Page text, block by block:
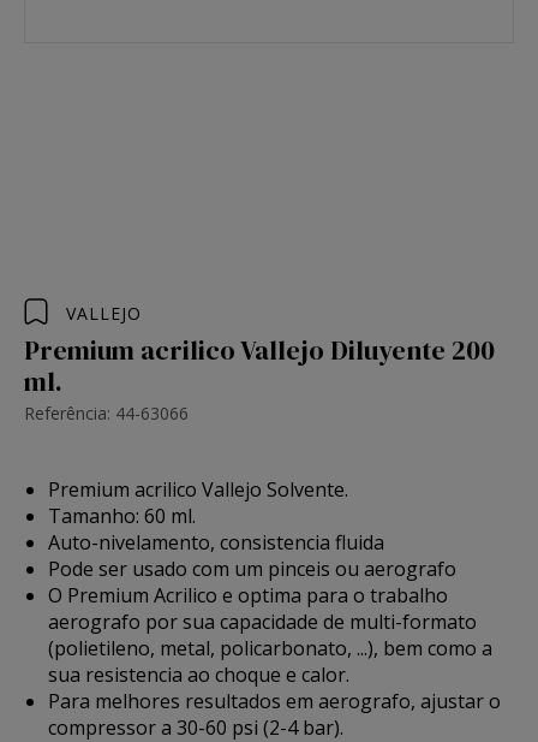
VALLEJO
Premium acrilico Vallejo Diluyente 200
ml.
Referência: 44-63066
Premium acrilico Vallejo Solvente.
Tamanho: 60 ml.
Auto-nivelamento, consistencia fluida
Pode ser usado com um pinceis ou aerografo
O Premium Acrilico e optima para o trabalho
aerografo por sua capacidade de multi-formato
(polietileno, metal, policarbonato, ...), bem como a
sua resistencia ao choque e calor.
Para melhores resultados em aerografo, ajustar o
compressor a 30-60 psi (2-4 bar).